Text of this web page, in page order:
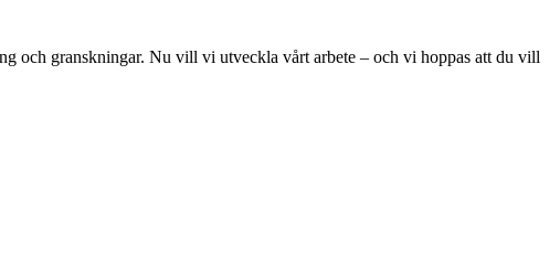
och granskningar. Nu vill vi utveckla vårt arbete – och vi hoppas att du vill